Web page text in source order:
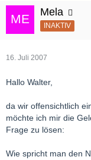
Mela
INAKTIV
16. Juli 2007
Hallo Walter,
da wir offensichtlich
möchte ich mir die
Frage zu lösen:
Wie spricht man den